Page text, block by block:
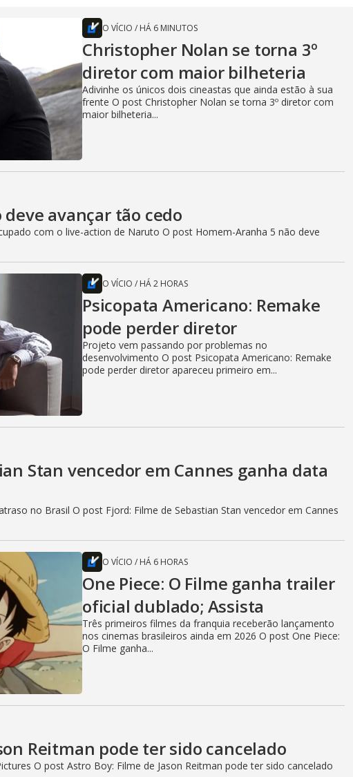
O VÍCIO / HÁ 6 MINUTOS
Christopher Nolan se torna 3º
diretor com maior bilheteria
Adivinhe os únicos dois cineastas que ainda estão à sua
frente O post Christopher Nolan se torna 3º diretor com
maior bilheteria...
avançar tão cedo
com o live-action de Naruto O post Homem-Aranha 5 não deve
O VÍCIO / HÁ 2 HORAS
Psicopata Americano: Remake
pode perder diretor
Projeto vem passando por problemas no
desenvolvimento O post Psicopata Americano: Remake
pode perder diretor apareceu primeiro em...
Stan vencedor em Cannes ganha data
no Brasil O post Fjord: Filme de Sebastian Stan vencedor em Cannes
O VÍCIO / HÁ 6 HORAS
One Piece: O Filme ganha trailer
oficial dublado; Assista
Três primeiros filmes da franquia receberão lançamento
nos cinemas brasileiros ainda em 2026 O post One Piece:
O Filme ganha...
Reitman pode ter sido cancelado
O post Astro Boy: Filme de Jason Reitman pode ter sido cancelado